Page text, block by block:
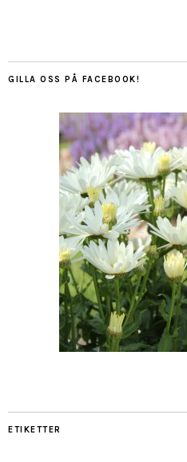
GILLA OSS PÅ FACEBOOK!
ETIKETTER